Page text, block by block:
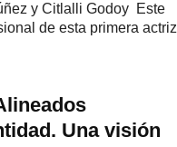
y Citlalli Godoy Este
de esta primera actriz
Una visión